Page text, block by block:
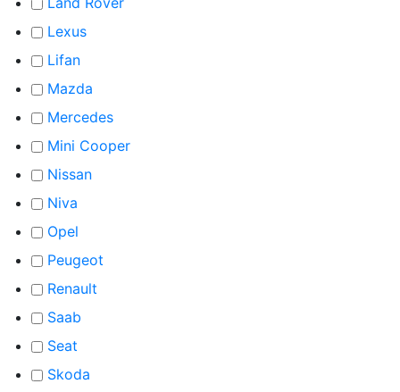
Lexus
Lifan
Mazda
Mercedes
Mini Cooper
Nissan
Niva
Opel
Peugeot
Renault
Saab
Seat
Skoda